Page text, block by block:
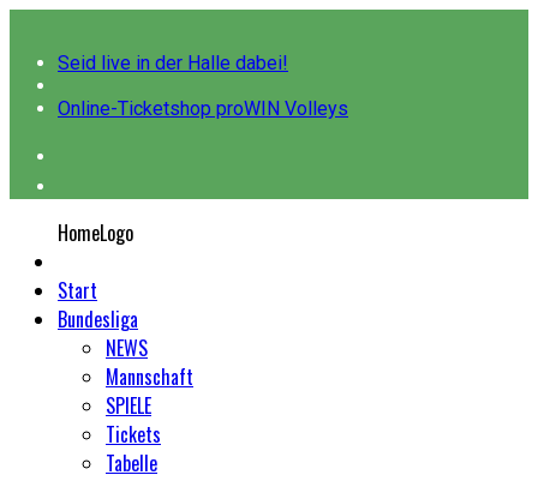
Seid live in der Halle dabei!
Online-Ticketshop proWIN Volleys
HomeLogo
Start
Bundesliga
NEWS
Mannschaft
SPIELE
Tickets
Tabelle